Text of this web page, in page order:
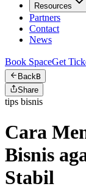
Resources
Partners
Contact
News
Book SpaceGet
BackB
Share
tips bisnis
Cara
Bisnis
Stabil